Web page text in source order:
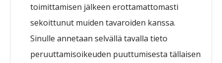
toimittamisen jälkeen erottamattomasti
sekoittunut muiden tavaroiden kanssa.
Sinulle annetaan selvällä tavalla tieto
peruuttamisoikeuden puuttumisesta tällaisen